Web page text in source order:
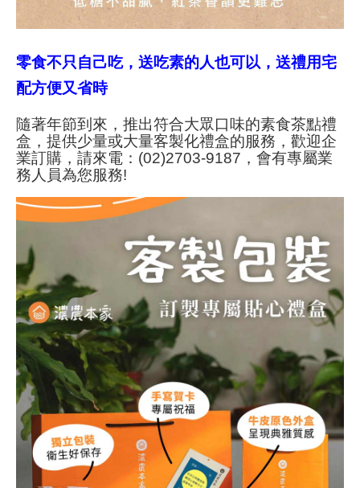
零食不只自己吃，送吃素的人也可以，送禮用宅
配方便又省時
隨著年節到來，推出符合大眾口味的素食茶點禮
盒，提供少量或大量客製化禮盒的服務，歡迎企
業訂購，請來電：(02)2703-9187，會有專屬業
務人員為您服務!